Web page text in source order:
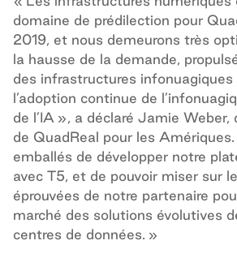
domaine de prédilection pour
2019, et nous demeurons très
la hausse de la demande,
des infrastructures infonuagiques
l’adoption continue de
de l’IA », a déclaré Jamie Weber,
de QuadReal pour les
emballés de développer notre
avec T5, et de pouvoir miser sur
éprouvées de notre partenaire
marché des solutions évolutives
centres de données. »